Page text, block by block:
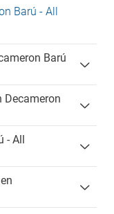
Barú - All
Barú
Decameron
- All